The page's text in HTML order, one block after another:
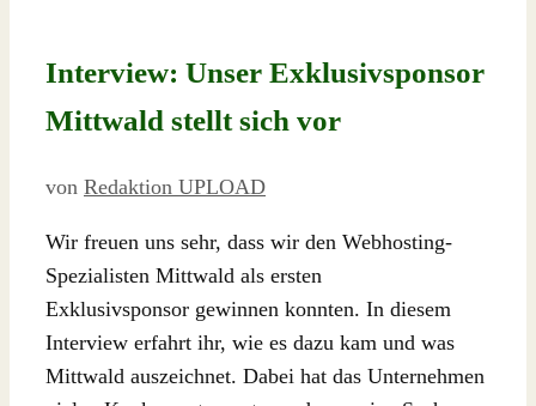
Interview: Unser Exklusivsponsor
Mittwald stellt sich vor
von Redaktion UPLOAD
Wir freuen uns sehr, dass wir den Webhosting-
Spezialisten Mittwald als ersten
Exklusivsponsor gewinnen konnten. In diesem
Interview erfahrt ihr, wie es dazu kam und was
Mittwald auszeichnet. Dabei hat das Unternehmen